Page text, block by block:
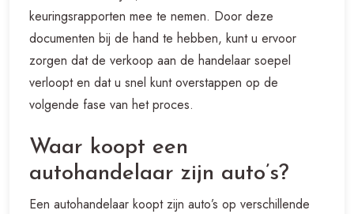
keuringsrapporten mee te nemen. Door deze
documenten bij de hand te hebben, kunt u ervoor
zorgen dat de verkoop aan de handelaar soepel
verloopt en dat u snel kunt overstappen op de
volgende fase van het proces.
Waar koopt een
autohandelaar zijn auto’s?
Een autohandelaar koopt zijn auto’s op verschillende